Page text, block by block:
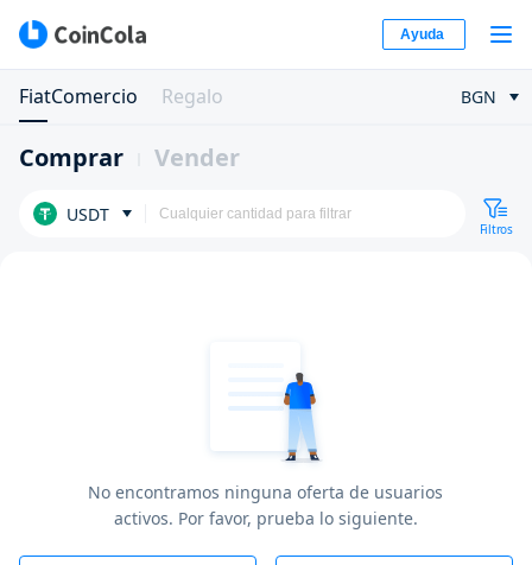
Ayuda
FiatComercio Regalo BGN
Comprar Vender
USDT
Filtros
No encontramos ninguna oferta de usuarios
activos. Por favor, prueba lo siguiente.